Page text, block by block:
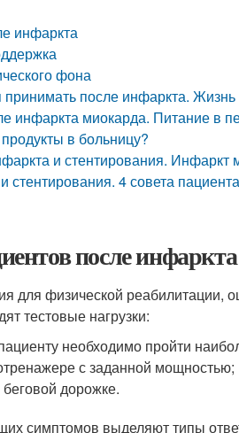
инфаркта
фона
принимать после инфаркта.
инфаркта миокарда. Питание в
в больницу?
и стентирования. Инфаркт
стентирования. 4 совета
после
для физической реабилитации,
тестовые нагрузки:
необходимо пройти
с заданной мощностью;
дорожке.
симптомов выделяют типы